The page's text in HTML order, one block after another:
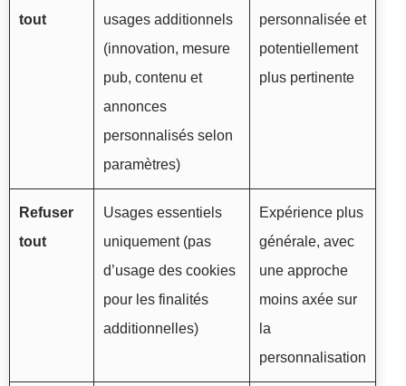
tout
usages additionnels
(innovation, mesure
pub, contenu et
annonces
personnalisés selon
paramètres)
personnalisée et
potentiellement
plus pertinente
Refuser
tout
Usages essentiels
uniquement (pas
d’usage des cookies
pour les finalités
additionnelles)
Expérience plus
générale, avec
une approche
moins axée sur
la
personnalisation